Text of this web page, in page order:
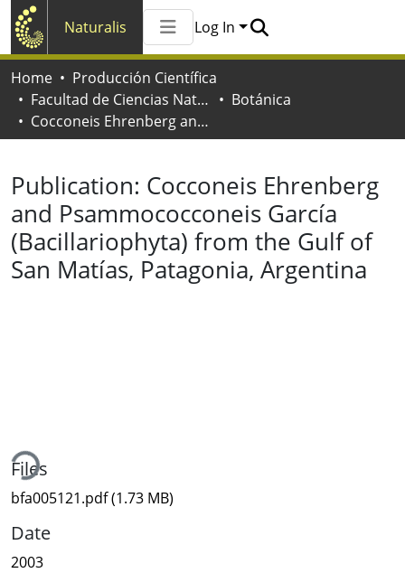
Naturalis
All of Naturalis
Log In
Home
Producción Científica
Facultad de Ciencias Naturales y Museo
Botánica
Cocconeis Ehrenberg and Psammococconeis García (Bacillariophyta) from the Gulf of San Matías, Patagonia, Argentina
Publication: Cocconeis Ehrenberg
and Psammococconeis García
(Bacillariophyta) from the Gulf of
San Matías, Patagonia, Argentina
Files
bfa005121.pdf(1.73 MB)
Date
2003